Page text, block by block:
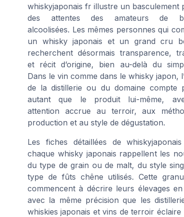
whiskyjaponais fr illustre un basculement
des attentes des amateurs de
alcoolisées. Les mêmes personnes qui
un whisky japonais et un grand cru
recherchent désormais transparence,
et récit d’origine, bien au-delà du
Dans le vin comme dans le whisky japon,
de la distillerie ou du domaine compte
autant que le produit lui-même,
attention accrue au terroir, aux
production et au style de dégustation.
Les fiches détaillées de
chaque whisky japonais rappellent les
du type de grain ou de malt, du style
type de fûts chêne utilisés. Cette
commencent à décrire leurs élevages
avec la même précision que les
whiskies japonais et vins de terroir